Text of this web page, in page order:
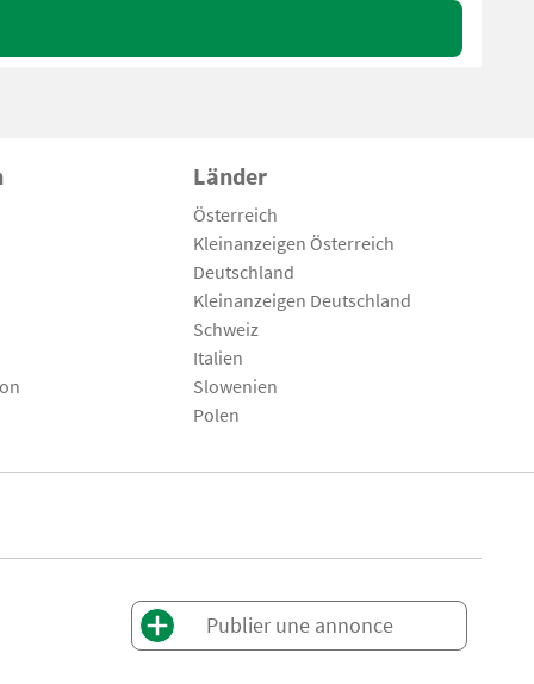
Länder
Österreich
Kleinanzeigen Österreich
Deutschland
Kleinanzeigen Deutschland
Schweiz
Italien
Slowenien
Polen
Publier une annonce